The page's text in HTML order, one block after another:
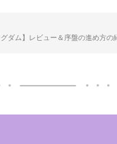
ダム】レビュー＆序盤の進め方の